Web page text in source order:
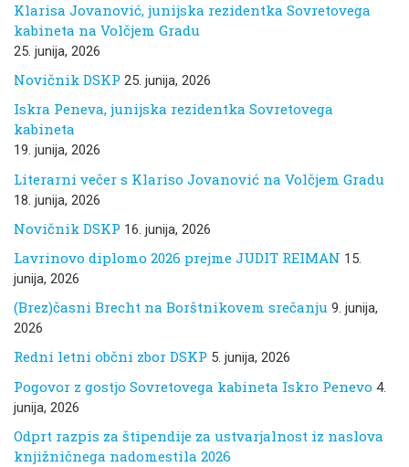
Klarisa Jovanović, junijska rezidentka Sovretovega
kabineta na Volčjem Gradu
25. junija, 2026
Novičnik DSKP 25. junija, 2026
Iskra Peneva, junijska rezidentka Sovretovega
kabineta
19. junija, 2026
Literarni večer s Klariso Jovanović na Volčjem Gradu
18. junija, 2026
Novičnik DSKP 16. junija, 2026
Lavrinovo diplomo 2026 prejme JUDIT REIMAN 15.
junija, 2026
(Brez)časni Brecht na Borštnikovem srečanju 9. junija,
2026
Redni letni občni zbor DSKP 5. junija, 2026
Pogovor z gostjo Sovretovega kabineta Iskro Penevo 4.
junija, 2026
Odprt razpis za štipendije za ustvarjalnost iz naslova
knjižničnega nadomestila 2026